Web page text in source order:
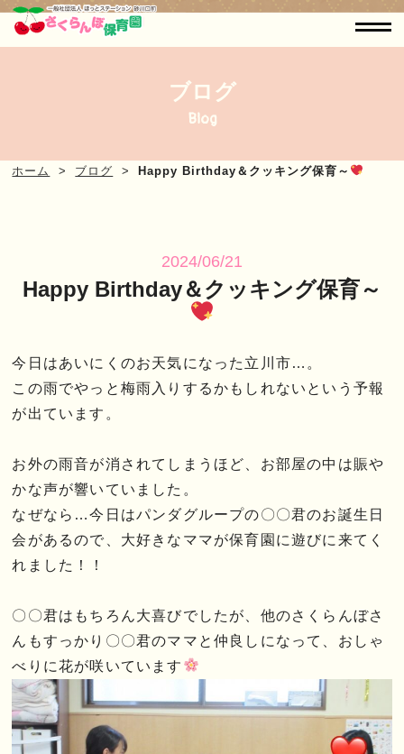
ブログ
Blog
ホーム ブログ Happy Birthday＆クッキング保育～
2024/06/21
Happy Birthday＆クッキング保育～
今日はあいにくのお天気になった立川市…。
この雨でやっと梅雨入りするかもしれないという予報
が出ています。
お外の雨音が消されてしまうほど、お部屋の中は賑や
かな声が響いていました。
なぜなら…今日はパンダグループの〇〇君のお誕生日
会があるので、大好きなママが保育園に遊びに来てく
れました！！
〇〇君はもちろん大喜びでしたが、他のさくらんぼさ
んもすっかり〇〇君のママと仲良しになって、おしゃ
べりに花が咲いています